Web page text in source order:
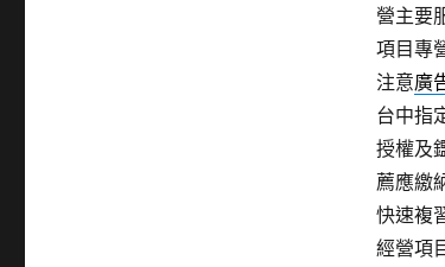
營主要
項目專
注意廣
台中指
授權及
薦應繳
快速複
經營項